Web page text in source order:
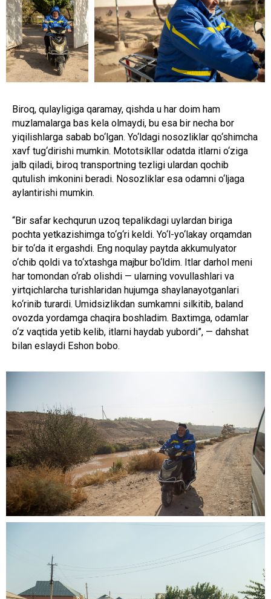
Biroq, qulayligiga qaramay, qishda u har doim ham
muzlamalarga bas kela olmaydi, bu esa bir necha bor
yiqilishlarga sabab bo‘lgan. Yo‘ldagi nosozliklar qo‘shimcha
xavf tug‘dirishi mumkin. Mototsikllar odatda itlarni o‘ziga
jalb qiladi, biroq transportning tezligi ulardan qochib
qutulish imkonini beradi. Nosozliklar esa odamni o‘ljaga
aylantirishi mumkin.
“Bir safar kechqurun uzoq tepalikdagi uylardan biriga
pochta yetkazishimga to‘g‘ri keldi. Yo‘l-yo‘lakay orqamdan
bir to‘da it ergashdi. Eng noqulay paytda akkumulyator
o‘chib qoldi va to‘xtashga majbur bo‘ldim. Itlar darhol meni
har tomondan o‘rab olishdi — ularning vovullashlari va
yirtqichlarcha turishlaridan hujumga shaylanayotganlari
ko‘rinib turardi. Umidsizlikdan sumkamni silkitib, baland
ovozda yordamga chaqira boshladim. Baxtimga, odamlar
o‘z vaqtida yetib kelib, itlarni haydab yubordi”, — dahshat
bilan eslaydi Eshon bobo.